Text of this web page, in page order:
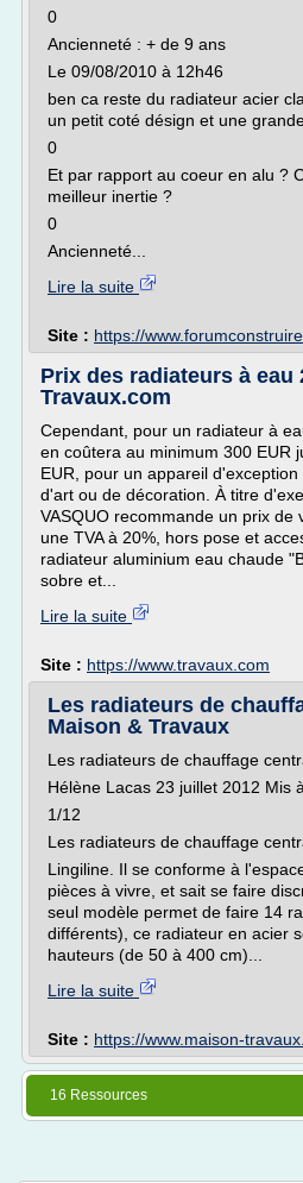
0
Ancienneté : + de 9 ans
Le 09/08/2010 à 12h46
ben ca reste du radiateur acier
un petit coté désign et une
0
Et par rapport au coeur en alu ?
meilleur inertie ?
0
Ancienneté...
Lire la suite
Site : https://
Prix des radiateurs à eau
Travaux.com
Cependant, pour un radiateur à
en coûtera au minimum 300 EUR
EUR, pour un appareil
d'art ou de décoration. À titre
VASQUO recommande un prix de
une TVA à 20%, hors pose et
radiateur aluminium eau chaude
sobre et...
Lire la suite
Site : https://www.travaux.com
Les radiateurs de
Maison & Travaux
Les radiateurs de chauffage
Hélène Lacas 23 juillet 2012 Mis
1/12
Les radiateurs de chauffage
Lingiline. Il se conforme à
pièces à vivre, et sait se faire
seul modèle permet de faire 14
différents), ce radiateur en acier
hauteurs (de 50 à 400 cm)...
Lire la suite
Site : https://www.maison-
16 Ressources